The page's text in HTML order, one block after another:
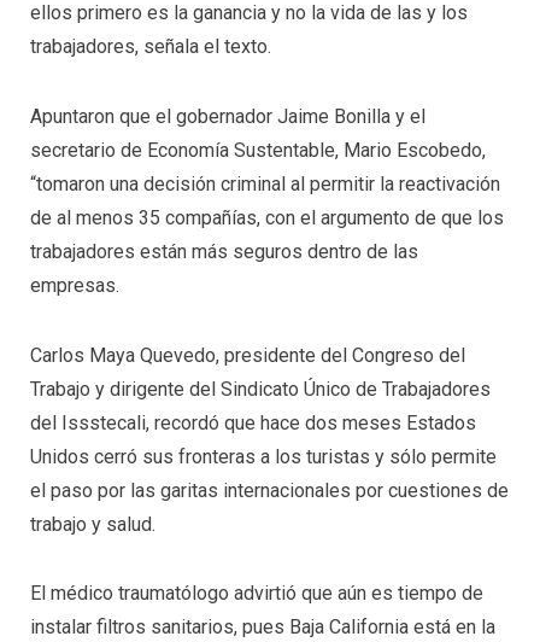
ellos primero es la ganancia y no la vida de las y los
trabajadores, señala el texto.
Apuntaron que el gobernador Jaime Bonilla y el
secretario de Economía Sustentable, Mario Escobedo,
“tomaron una decisión criminal al permitir la reactivación
de al menos 35 compañías, con el argumento de que los
trabajadores están más seguros dentro de las
empresas.
Carlos Maya Quevedo, presidente del Congreso del
Trabajo y dirigente del Sindicato Único de Trabajadores
del Issstecali, recordó que hace dos meses Estados
Unidos cerró sus fronteras a los turistas y sólo permite
el paso por las garitas internacionales por cuestiones de
trabajo y salud.
El médico traumatólogo advirtió que aún es tiempo de
instalar filtros sanitarios, pues Baja California está en la